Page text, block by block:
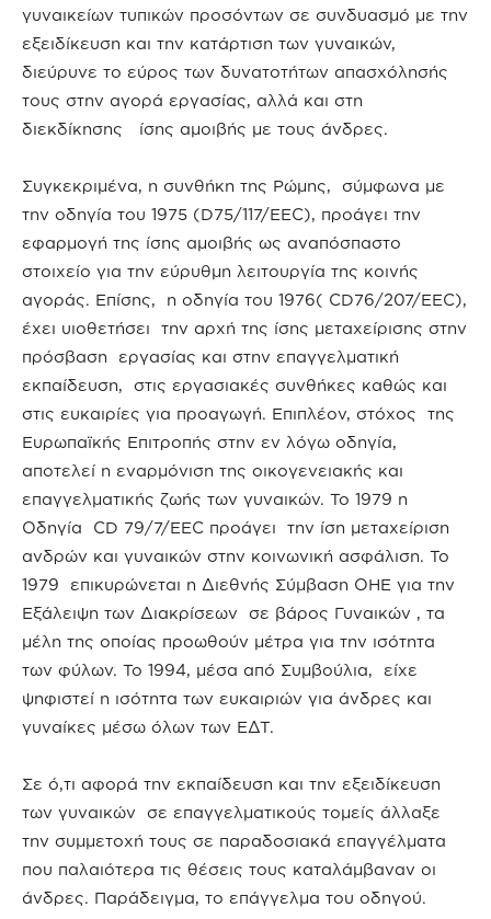
γυναικείων τυπικών προσόντων σε συνδυασμό με την
εξειδίκευση και την κατάρτιση των γυναικών,
διεύρυνε το εύρος των δυνατοτήτων απασχόλησής
τους στην αγορά εργασίας, αλλά και στη
διεκδίκησης ίσης αμοιβής με τους άνδρες.
Συγκεκριμένα, η συνθήκη της Ρώμης, σύμφωνα με
την οδηγία του 1975 (D75/117/EEC), προάγει την
εφαρμογή της ίσης αμοιβής ως αναπόσπαστο
στοιχείο για την εύρυθμη λειτουργία της κοινής
αγοράς. Επίσης, η οδηγία του 1976( CD76/207/EEC),
έχει υιοθετήσει την αρχή της ίσης μεταχείρισης στην
πρόσβαση εργασίας και στην επαγγελματική
εκπαίδευση, στις εργασιακές συνθήκες καθώς και
στις ευκαιρίες για προαγωγή. Επιπλέον, στόχος της
Ευρωπαϊκής Επιτροπής στην εν λόγω οδηγία,
αποτελεί η εναρμόνιση της οικογενειακής και
επαγγελματικής ζωής των γυναικών. Το 1979 η
Οδηγία CD 79/7/EEC προάγει την ίση μεταχείριση
ανδρών και γυναικών στην κοινωνική ασφάλιση. Το
1979 επικυρώνεται η Διεθνής Σύμβαση ΟΗΕ για την
Εξάλειψη των Διακρίσεων σε βάρος Γυναικών , τα
μέλη της οποίας προωθούν μέτρα για την ισότητα
των φύλων. Το 1994, μέσα από Συμβούλια, είχε
ψηφιστεί η ισότητα των ευκαιριών για άνδρες και
γυναίκες μέσω όλων των ΕΔΤ.
Σε ό,τι αφορά την εκπαίδευση και την εξειδίκευση
των γυναικών σε επαγγελματικούς τομείς άλλαξε
την συμμετοχή τους σε παραδοσιακά επαγγέλματα
που παλαιότερα τις θέσεις τους καταλάμβαναν οι
άνδρες. Παράδειγμα, το επάγγελμα του οδηγού.